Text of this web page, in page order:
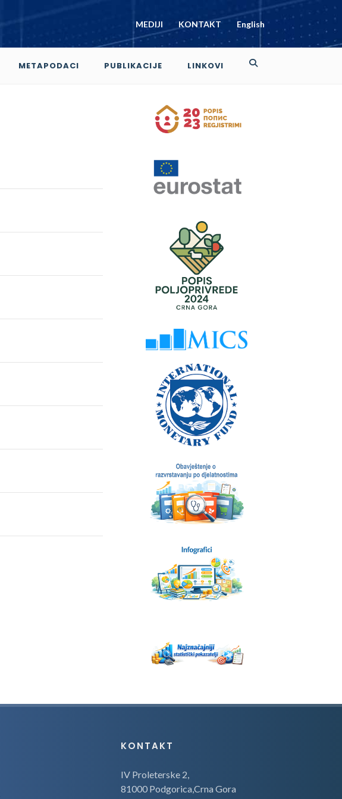
MEDIJI KONTAKT English
METAPODACI PUBLIKACIJE LINKOVI
KONTAKT
IV Proleterske 2,
81000 Podgorica,Crna Gora